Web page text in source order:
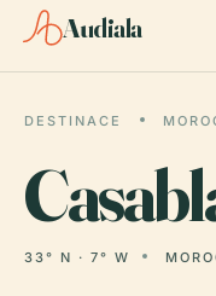
Audiala
DESTINACE
33° N · 7° W